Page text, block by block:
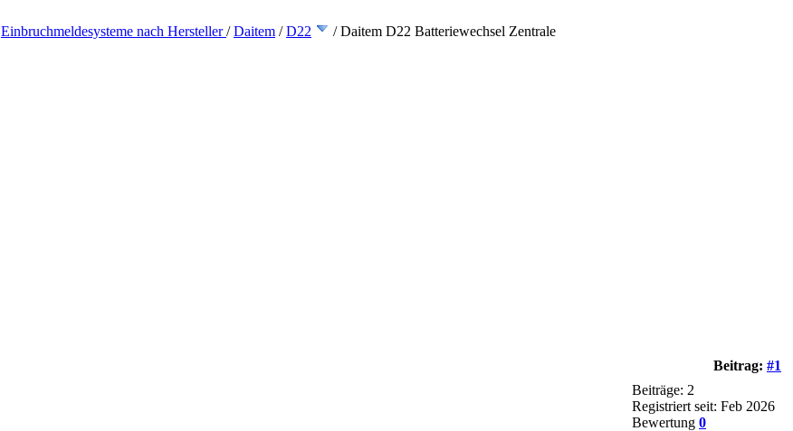
Einbruchmeldesysteme nach Hersteller/Daitem /D22 /Daitem D22 Batteriewechsel Zentrale
Beitrag: #1
Beiträge: 2
Registriert seit: Feb 2026
Bewertung 0